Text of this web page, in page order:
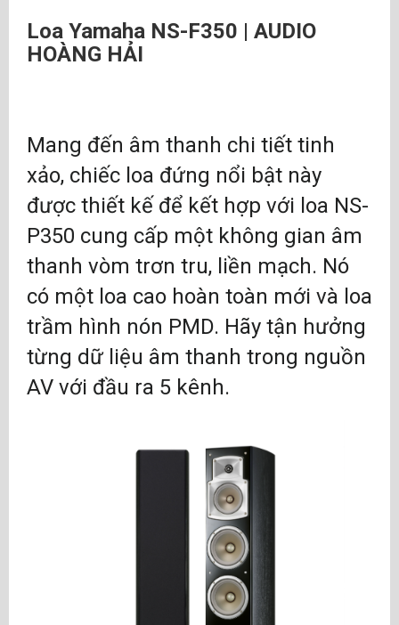
Loa dải tần
trung
13cm (5") cone
số
Công suất đầu
vào danh định
100 W
Công suất đầu
vào tối đa
200 W
Độ nhạy
88 dB/2.83 V/1 m
Tần số Bộ Chia
Tần
1.4 kHz, 3.8 kHz
Trở kháng
6 ohms
5/8” x 45-1/2” x 13-3/8”
25.9 kg; 57.1 lbs./unit
Loa Yamaha NS-F350 | AUDIO
HOÀNG HẢI
Mang đến âm thanh chi tiết tinh
xảo, chiếc loa đứng nổi bật này
được thiết kế để kết hợp với loa NS-
P350 cung cấp một không gian âm
thanh vòm trơn tru, liền mạch. Nó
có một loa cao hoàn toàn mới và loa
trầm hình nón PMD. Hãy tận hưởng
từng dữ liệu âm thanh trong nguồn
AV với đầu ra 5 kênh.